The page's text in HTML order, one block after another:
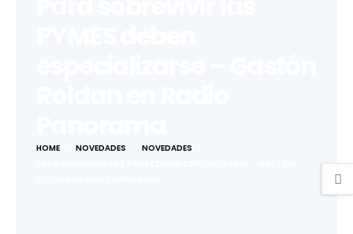
HOME NOVEDADES
NOVEDADES